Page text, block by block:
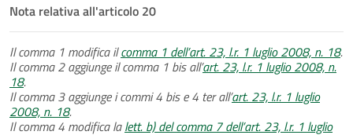
Nota relativa all'articolo 20
Il comma 1 modifica ilcomma 1 dell’art. 23, l.r. 1 luglio 2008, n. 18.
Il comma 2 aggiunge il comma 1 bis all’art. 23, l.r. 1 luglio 2008, n.
18.
Il comma 3 aggiunge i commi 4 bis e 4 ter all’art. 23, l.r. 1 luglio
2008, n. 18.
Il comma 4 modifica lalett. b) del comma 7 dell’art. 23, l.r. 1 luglio